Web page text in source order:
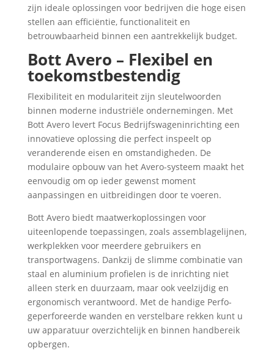
zijn ideale oplossingen voor bedrijven die hoge eisen
stellen aan efficiëntie, functionaliteit en
betrouwbaarheid binnen een aantrekkelijk budget.
Bott Avero – Flexibel en
toekomstbestendig
Flexibiliteit en modulariteit zijn sleutelwoorden
binnen moderne industriële ondernemingen. Met
Bott Avero levert Focus Bedrijfswageninrichting een
innovatieve oplossing die perfect inspeelt op
veranderende eisen en omstandigheden. De
modulaire opbouw van het Avero-systeem maakt het
eenvoudig om op ieder gewenst moment
aanpassingen en uitbreidingen door te voeren.
Bott Avero biedt maatwerkoplossingen voor
uiteenlopende toepassingen, zoals assemblagelijnen,
werkplekken voor meerdere gebruikers en
transportwagens. Dankzij de slimme combinatie van
staal en aluminium profielen is de inrichting niet
alleen sterk en duurzaam, maar ook veelzijdig en
ergonomisch verantwoord. Met de handige Perfo-
geperforeerde wanden en verstelbare rekken kunt u
uw apparatuur overzichtelijk en binnen handbereik
opbergen.